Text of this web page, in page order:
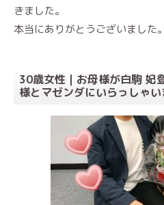
きました。
本当にありがとうございました。
30歳女性｜お母様が白駒 妃
様とマゼンダにいらっしゃい